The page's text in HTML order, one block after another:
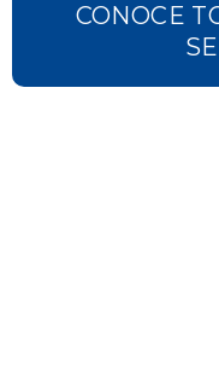
CONOCE